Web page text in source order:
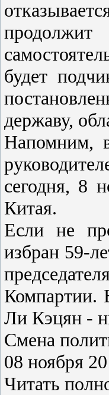
будет
державу,
Напомним,
сегодня, 8
Китая.
Если не
избран 59-
Компартии.
Ли Кэцян -
Смена
08 ноября
Читать